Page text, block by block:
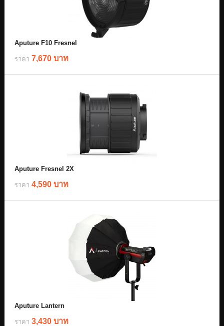
Aputure F10 Fresnel
ราคา 7,670 บาท
Aputure Fresnel 2X
ราคา 4,590 บาท
Aputure Lantern
ราคา 3,430 บาท